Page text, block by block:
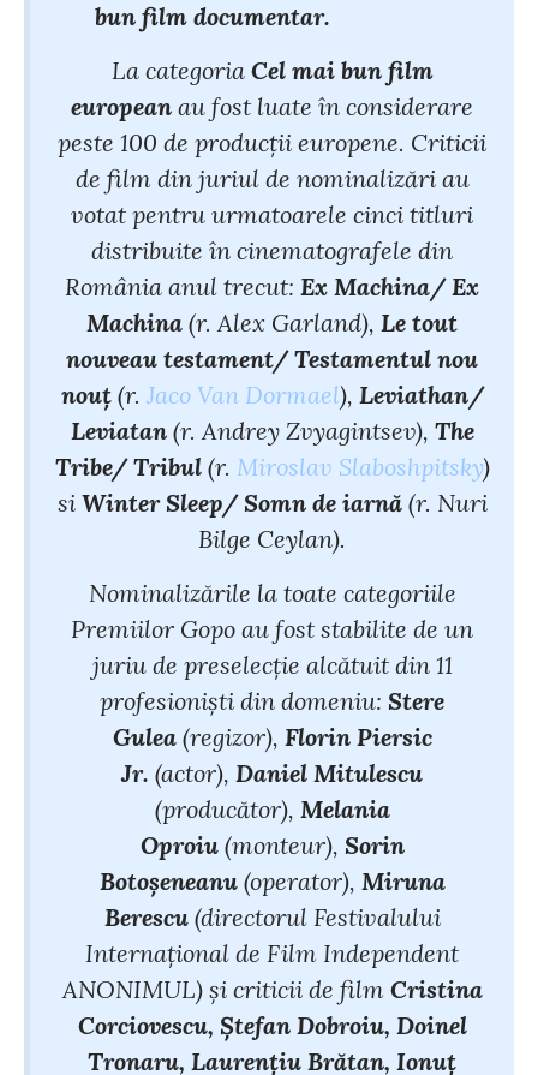
bun film documentar.
La categoria Cel mai bun film
european au fost luate în considerare
peste 100 de producții europene. Criticii
de film din juriul de nominalizări au
votat pentru urmatoarele cinci titluri
distribuite în cinematografele din
România anul trecut: Ex Machina/ Ex
Machina (r. Alex Garland), Le tout
nouveau testament/ Testamentul nou
nouţ(r. Jaco Van Dormael), Leviathan/
Leviatan(r. Andrey Zvyagintsev), The
Tribe/ Tribul(r. Miroslav Slaboshpitsky)
si Winter Sleep/ Somn de iarnă(r. Nuri
Bilge Ceylan).
Nominalizările la toate categoriile
Premiilor Gopo au fost stabilite de un
juriu de preselecţie alcătuit din 11
profesioniști din domeniu: Stere
Gulea(regizor), Florin Piersic
Jr. (actor), Daniel Mitulescu
(producător), Melania
Oproiu(monteur), Sorin
Botoșeneanu(operator), Miruna
Berescu(directorul Festivalului
Internațional de Film Independent
ANONIMUL) și criticii de film Cristina
Corciovescu, Ștefan Dobroiu, Doinel
Tronaru, Laurențiu Brătan, Ionuț